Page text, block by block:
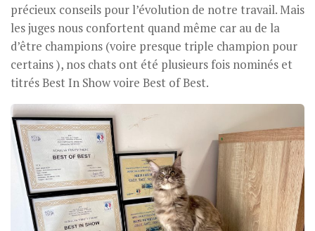
précieux conseils pour l’évolution de notre travail. Mais
les juges nous confortent quand même car au de la
d’être champions (voire presque triple champion pour
certains ), nos chats ont été plusieurs fois nominés et
titrés Best In Show voire Best of Best.